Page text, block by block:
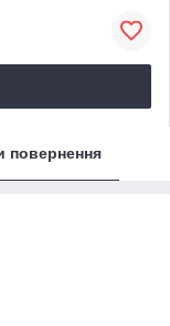
повернення